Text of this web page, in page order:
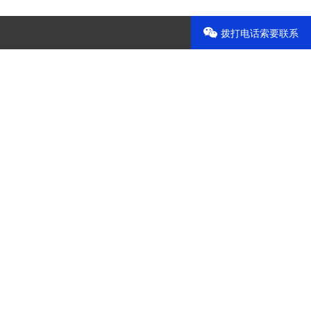
拨打电话索要联系